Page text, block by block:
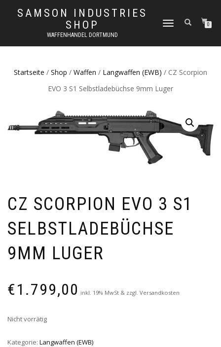
SAMSON INDUSTRIES
SHOP
WAFFENHANDEL DORTMUND
NAVIGATION
0
Startseite / Shop / Waffen / Langwaffen (EWB) / CZ Scorpion
EVO 3 S1 Selbstladebüchse 9mm Luger
CZ SCORPION EVO 3 S1
SELBSTLADEBÜCHSE
9MM LUGER
€1.799,00 inkl. 19% MwSt & zzgl. Versandkosten
Nicht vorrätig
Kategorie: Langwaffen (EWB)